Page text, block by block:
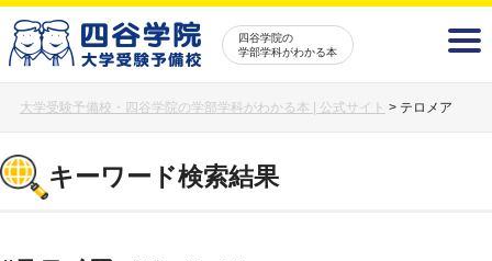
四谷学院の
学部学科がわかる本
大学受験予備校・四谷学院の学部学科がわかる本 | 公式サイト > テロメア
キーワード検索結果